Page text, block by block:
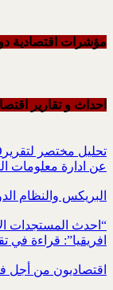
مؤشرات اقتصادية
احداث و تقاریر
عن ادارة معلومات الطاقة
البريكس والنظام
“احدث المستجدات
افريقيا”: قراءة في
اقتصاديون من أجل